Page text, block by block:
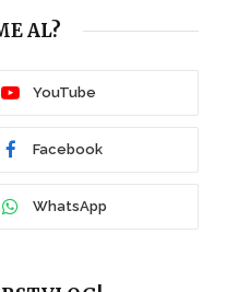
AL?
YouTube
Facebook
WhatsApp